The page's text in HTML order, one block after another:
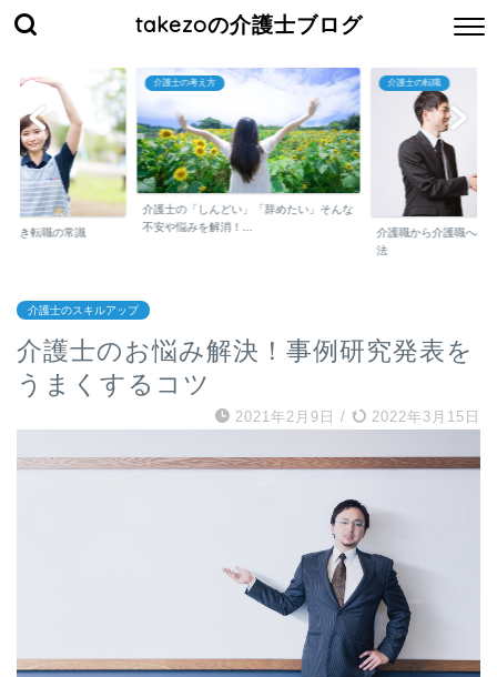
takezoの介護士ブログ
べき転職の常識
介護士の考え方
介護士の「しんどい」「辞めたい」そんな
不安や悩みを解消！...
介護士の転職
介護職から介護職への
法
介護士のスキルアップ
介護士のお悩み解決！事例研究発表を
うまくするコツ
2021年2月9日 / 2022年3月15日